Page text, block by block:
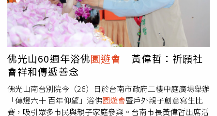
童與青少年演藝培訓學院接送大女兒，之後直接返回住家。
今年1月本刊就曾拍到阿翔開著雙B電動新車出門，不禁讓
人聯想7年前他和謝忻不倫被拍，也是駕著同廠牌的「X3」
車系。（圖／本刊攝影組）事實上，本刊早在今（2026）
年初便多次拍到阿翔一家出入新居，1月30日，阿翔駕駛雙
B電動新車前往經紀公司，讓人不禁聯想7年前他和謝忻不
倫被拍，也是駕著同廠牌的「X3」車系。傍晚，阿翔再載著
搭檔浩子前往文山區參加公司尾牙聚會，直到深夜才返家。
期間他還曾拉著行李箱前往附近另一處住宅社區，將行李交
給該社區人員後再返回住處，行程相當低調。2月6日上午，
佛光山60週年浴佛園遊會 黃偉哲：祈願社
會祥和傳遞善念
佛光山南台別院今（26）日於台南市政府二樓中庭廣場舉辦
「傳燈六十 百年仰望」浴佛園遊會暨戶外親子創意寫生比
賽，吸引眾多市民與親子家庭參與。台南市長黃偉哲出席活